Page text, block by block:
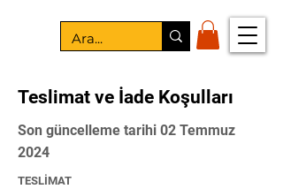
Teslimat ve İade Koşulları
Son güncelleme tarihi 02 Temmuz
2024
TESLİMAT